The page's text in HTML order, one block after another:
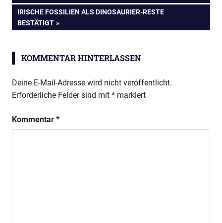
NÄCHSTER
BEITRAG:
IRISCHE FOSSILIEN ALS DINOSAURIER-RESTE
BESTÄTIGT
KOMMENTAR HINTERLASSEN
Deine E-Mail-Adresse wird nicht veröffentlicht.
Erforderliche Felder sind mit * markiert
Kommentar *